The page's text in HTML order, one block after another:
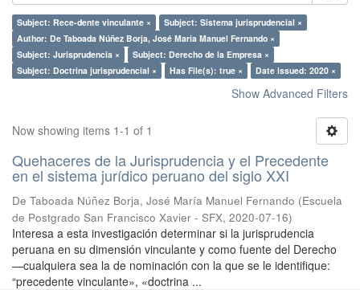
Subject: Rece-dente vinculante ×
Subject: Sistema jurisprudencial ×
Author: De Taboada Núñez Borja, José María Manuel Fernando ×
Subject: Jurisprudencia ×
Subject: Derecho de la Empresa ×
Subject: Doctrina jurisprudencial ×
Has File(s): true × Date issued: 2020 ×
Show Advanced Filters
Now showing items 1-1 of 1
Quehaceres de la Jurisprudencia y el Precedente
en el sistema jurídico peruano del siglo XXI
De Taboada Núñez Borja, José María Manuel Fernando (Escuela
de Postgrado San Francisco Xavier - SFX, 2020-07-16)
Interesa a esta investigación determinar si la jurisprudencia
peruana en su dimensión vinculante y como fuente del Derecho
—cualquiera sea la de nominación con la que se le identifique:
“precedente vinculante», «doctrina ...